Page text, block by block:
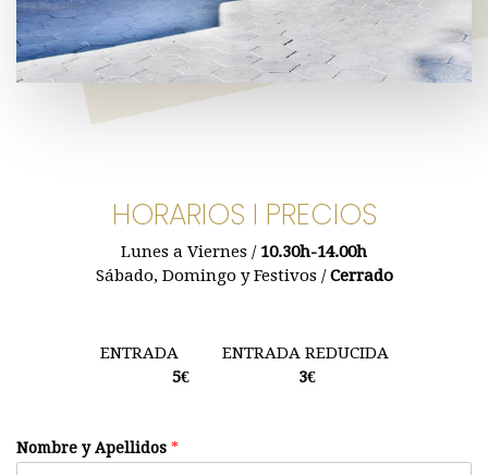
HORARIOS I PRECIOS
Lunes a Viernes / 10.30h-14.00h
Sábado, Domingo y Festivos /Cerrado
ENTRADA ENTRADA REDUCIDA
5€ 3€
Nombre y Apellidos *